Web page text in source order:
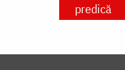
predică